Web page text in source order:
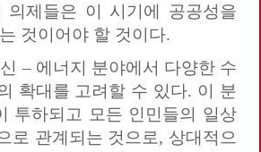
의제들은 이 시기에 공공성을
것이어야 할 것이다.
– 에너지 분야에서 다양한 수
확대를 고려할 수 있다. 이 분
투하되고 모든 인민들의 일상
로 관계되는 것으로, 상대적으